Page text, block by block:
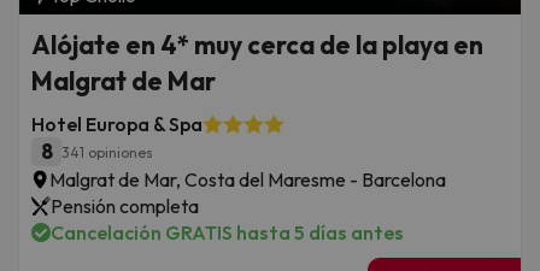
Alójate en 4* muy cerca de la playa en
Malgrat de Mar
Hotel Europa & Spa
8 341 opiniones
Malgrat de Mar, Costa del Maresme - Barcelona
Pensión completa
Cancelación GRATIS hasta 5 días antes